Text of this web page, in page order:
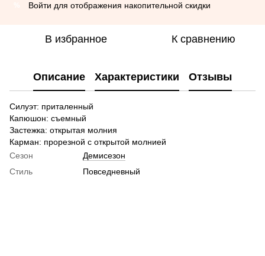
Войти для отображения накопительной скидки
В избранное К сравнению
Описание Характеристики Отзывы
Силуэт: приталенный
Капюшон: съемный
Застежка: открытая молния
Карман: прорезной с открытой молнией
Сезон
Демисезон
Стиль
Повседневный